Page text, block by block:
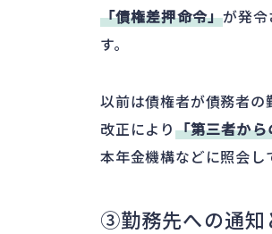
「債権差押命令」が発令
す。
以前は債権者が債務者
改正により「第三者か
本年金機構などに照会し
③勤務先への通知